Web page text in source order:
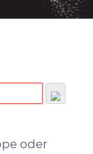
oder